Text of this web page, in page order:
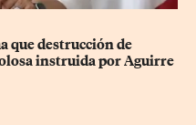
que destrucción de
instruida por Aguirre